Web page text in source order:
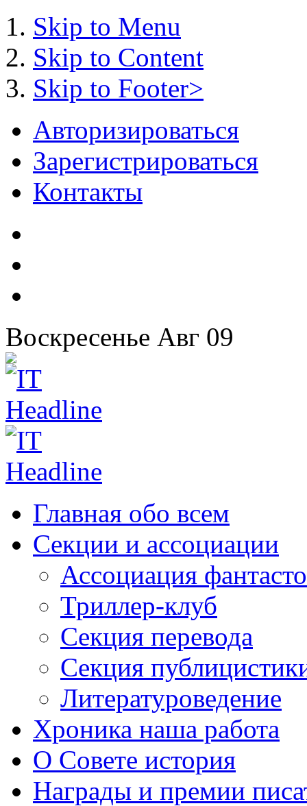
Skip to Menu
Skip to Content
Skip to Footer>
Авторизироваться
Зарегистрироваться
Контакты
Воскресенье Авг 09
Главная обо всем
Секции и ассоциации
Ассоциация
Триллер-клуб
Секция перевода
Секция
Литературоведение
Хроника наша работа
О Совете история
Награды и премии